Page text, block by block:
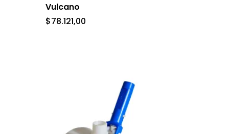
Vulcano
$78.121,00